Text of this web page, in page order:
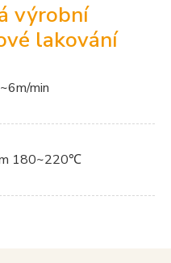
výrobní
lakování
min
180~220℃